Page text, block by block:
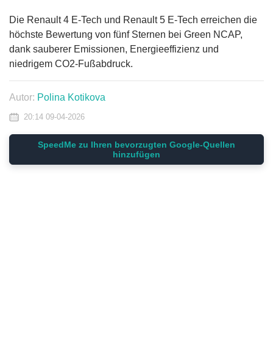
Die Renault 4 E-Tech und Renault 5 E-Tech erreichen die
höchste Bewertung von fünf Sternen bei Green NCAP,
dank sauberer Emissionen, Energieeffizienz und
niedrigem CO2-Fußabdruck.
Autor: Polina Kotikova
20:14 09-04-2026
SpeedMe zu Ihren bevorzugten Google-Quellen
hinzufügen